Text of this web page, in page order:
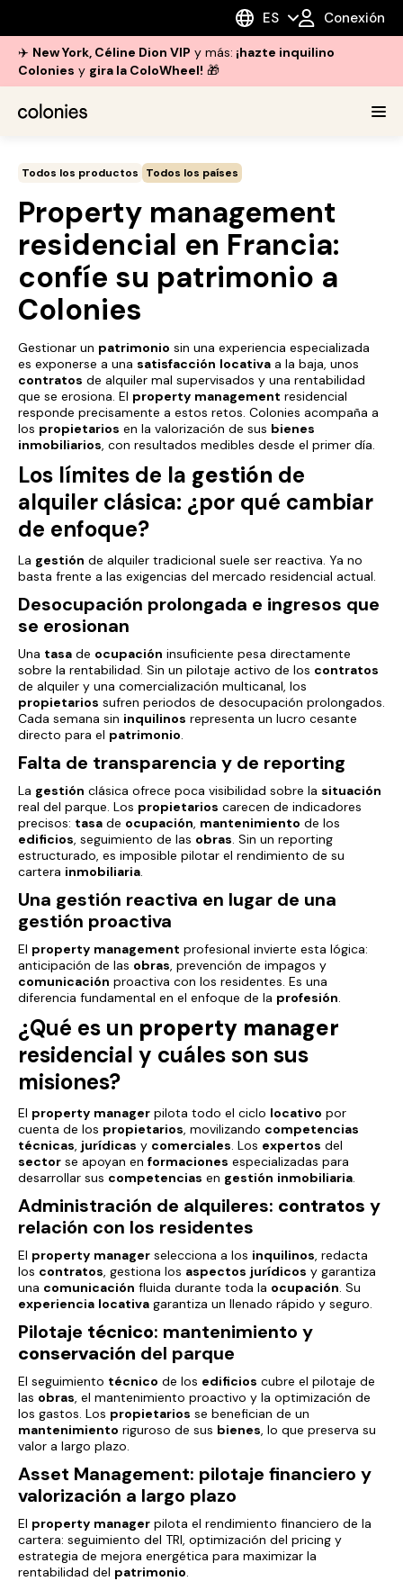
ES Conexión
✈️ New York, Céline Dion VIP y más: ¡hazte inquilino
Colonies y gira la ColoWheel! 🎁
Todos los productos Todos los países
Property management
residencial en Francia:
confíe su patrimonio a
Colonies
Gestionar un patrimonio sin una experiencia especializada
es exponerse a una satisfacción locativa a la baja, unos
contratos de alquiler mal supervisados y una rentabilidad
que se erosiona. El property management residencial
responde precisamente a estos retos. Colonies acompaña a
los propietarios en la valorización de sus bienes
inmobiliarios, con resultados medibles desde el primer día.
Los límites de la gestión de
alquiler clásica: ¿por qué cambiar
de enfoque?
La gestión de alquiler tradicional suele ser reactiva. Ya no
basta frente a las exigencias del mercado residencial actual.
Desocupación prolongada e ingresos que
se erosionan
Una tasa de ocupación insuficiente pesa directamente
sobre la rentabilidad. Sin un pilotaje activo de los contratos
de alquiler y una comercialización multicanal, los
propietarios sufren periodos de desocupación prolongados.
Cada semana sin inquilinos representa un lucro cesante
directo para el patrimonio.
Falta de transparencia y de reporting
La gestión clásica ofrece poca visibilidad sobre la situación
real del parque. Los propietarios carecen de indicadores
precisos: tasa de ocupación, mantenimiento de los
edificios, seguimiento de las obras. Sin un reporting
estructurado, es imposible pilotar el rendimiento de su
cartera inmobiliaria.
Una gestión reactiva en lugar de una
gestión proactiva
El property management profesional invierte esta lógica:
anticipación de las obras, prevención de impagos y
comunicación proactiva con los residentes. Es una
diferencia fundamental en el enfoque de la profesión.
¿Qué es un property manager
residencial y cuáles son sus
misiones?
El property manager pilota todo el ciclo locativo por
cuenta de los propietarios, movilizando competencias
técnicas, jurídicas y comerciales. Los expertos del
sector se apoyan en formaciones especializadas para
desarrollar sus competencias en gestión inmobiliaria.
Administración de alquileres: contratos y
relación con los residentes
El property manager selecciona a los inquilinos, redacta
los contratos, gestiona los aspectos jurídicos y garantiza
una comunicación fluida durante toda la ocupación. Su
experiencia locativa garantiza un llenado rápido y seguro.
Pilotaje técnico: mantenimiento y
conservación del parque
El seguimiento técnico de los edificios cubre el pilotaje de
las obras, el mantenimiento proactivo y la optimización de
los gastos. Los propietarios se benefician de un
mantenimiento riguroso de sus bienes, lo que preserva su
valor a largo plazo.
Asset Management: pilotaje financiero y
valorización a largo plazo
El property manager pilota el rendimiento financiero de la
cartera: seguimiento del TRI, optimización del pricing y
estrategia de mejora energética para maximizar la
rentabilidad del patrimonio.